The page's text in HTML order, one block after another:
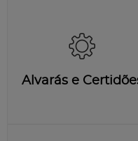
Alvarás e